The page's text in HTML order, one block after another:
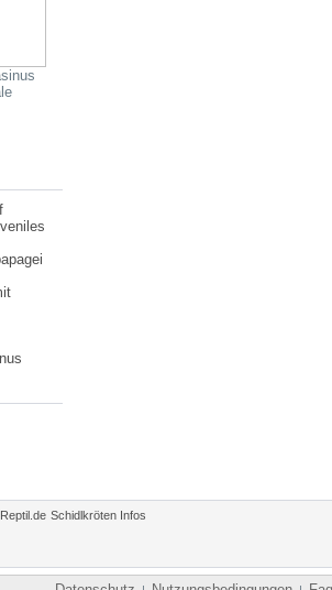
Reptil.de Schidlkröten Infos